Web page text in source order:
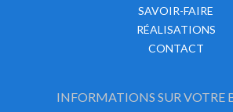
SAVOIR-FAIRE
RÉALISATIONS
CONTACT
INFORMATIONS SUR VOTRE